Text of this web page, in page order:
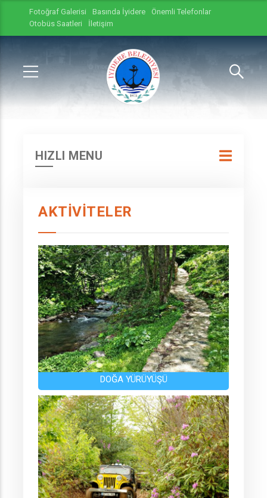
Fotoğraf Galerisi Basında İyidere
Önemli Telefonlar
Otobüs Saatleri
İletişim
HIZLI MENU
AKTİVİTELER
DOĞA YÜRÜYÜŞÜ